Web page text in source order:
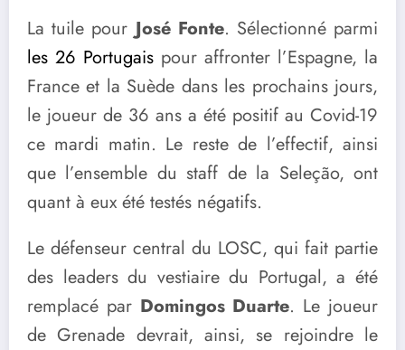
La tuile pourJosé Fonte. Sélectionné parmi
les 26 Portugais pour affronter l’Espagne, la
France et la Suède dans les prochains jours,
le joueur de 36 ans a été positif au Covid-19
ce mardi matin. Le reste de l’effectif, ainsi
que l’ensemble du staff de la Seleção, ont
quant à eux été testés négatifs.
Le défenseur central du LOSC, qui fait partie
des leaders du vestiaire du Portugal, a été
remplacé par Domingos Duarte. Le joueur
de Grenade devrait, ainsi, se rejoindre le